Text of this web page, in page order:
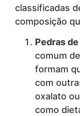
classificadas
composição
Pedras
comum
formam
com
oxalato
como